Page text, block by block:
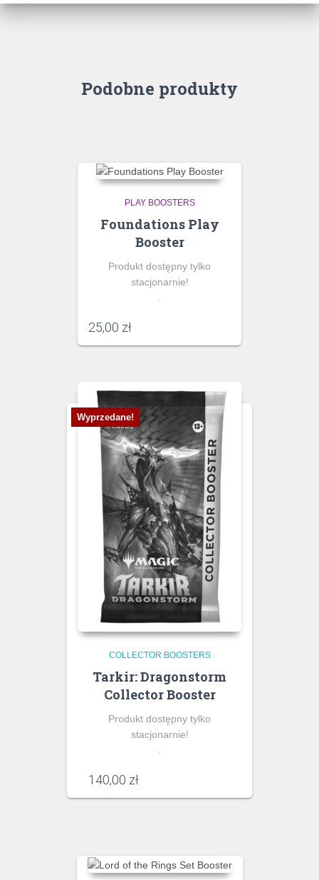
Podobne produkty
PLAY BOOSTERS
Foundations Play
Booster
Produkt dostępny tylko
stacjonarnie!
.
25,00 zł
Wyprzedane!
COLLECTOR BOOSTERS
Tarkir: Dragonstorm
Collector Booster
Produkt dostępny tylko
stacjonarnie!
.
140,00 zł